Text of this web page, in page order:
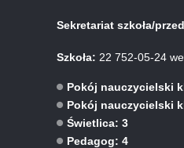
Sekretariat szkoła/
Szkoła: 22 752-05-24
Pokój nauczycielski
Pokój nauczycielski
Świetlica: 3
Pedagog: 4